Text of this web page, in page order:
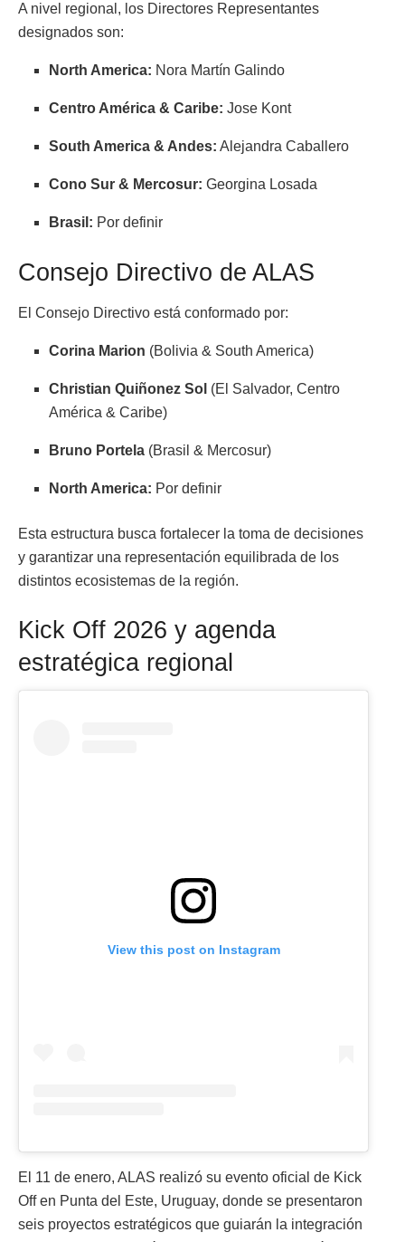
A nivel regional, los Directores Representantes
designados son:
North America: Nora Martín Galindo
Centro América & Caribe: Jose Kont
South America & Andes: Alejandra Caballero
Cono Sur & Mercosur: Georgina Losada
Brasil: Por definir
Consejo Directivo de ALAS
El Consejo Directivo está conformado por:
Corina Marion (Bolivia & South America)
Christian Quiñonez Sol (El Salvador, Centro
América & Caribe)
Bruno Portela (Brasil & Mercosur)
North America: Por definir
Esta estructura busca fortalecer la toma de decisiones
y garantizar una representación equilibrada de los
distintos ecosistemas de la región.
Kick Off 2026 y agenda
estratégica regional
View this post on Instagram
El 11 de enero, ALAS realizó su evento oficial de Kick
Off en Punta del Este, Uruguay, donde se presentaron
seis proyectos estratégicos que guiarán la integración